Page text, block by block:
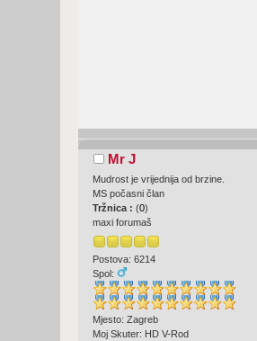
Mr J
Mudrost je vrijednija od brzine.
MS počasni član
Tržnica :(0)
maxi forumaš
Postova: 6214
Spol:
Mjesto: Zagreb
Moj Skuter: HD V-Rod